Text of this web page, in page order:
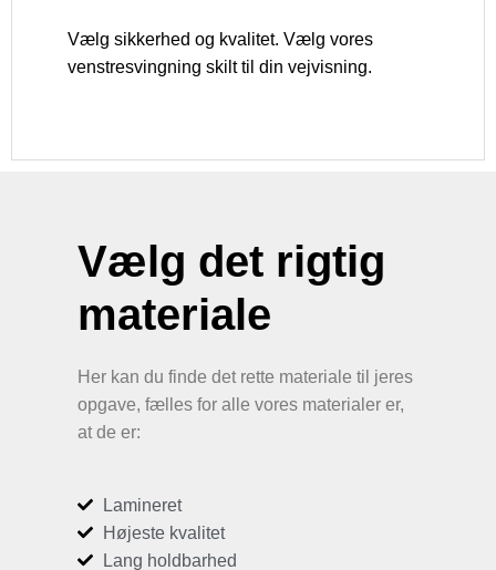
Vælg sikkerhed og kvalitet. Vælg vores
venstresvingning skilt til din vejvisning.
Vælg det rigtig
materiale
Her kan du finde det rette materiale til jeres
opgave, fælles for alle vores materialer er,
at de er:
Lamineret
Højeste kvalitet
Lang holdbarhed